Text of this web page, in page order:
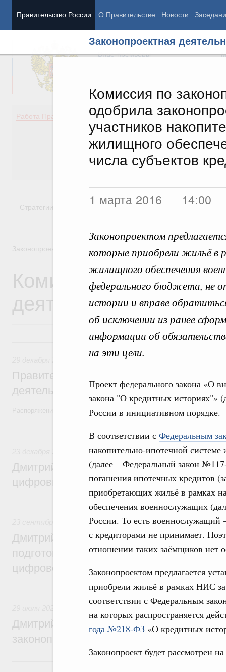
Правительство России О Правительстве Новости
Законопроектная
Комиссия по
одобрила
участников
жилищного
числа субъектов
1 марта 2016 14:00
Законопроектом
которые приобрели жильё в
жилищного обеспечения
федерального бюджета, не
истории и вправе
об исключении из ранее
информации об
на эти цели.
Проект федерального закона «О
закона "О кредитных историях"»
России в инициативном порядке.
В соответствии с Федеральным
накопительно-ипотечной
(далее – Федеральный закон
погашения ипотечных кредитов
приобретающих жильё в рамках
обеспечения военнослужащих
России. То есть военнослужащий
с кредиторами не принимает.
отношении таких заёмщиков нет
Законопроектом предлагается
приобрели жильё в рамках НИС за
соответствии с Федеральным
на которых распространяется
года №218-ФЗ «О кредитных
Законопроект будет рассмотрен
Председатель Правительства
Вице-премьеры
Работа Правительства
Демография
Здоровье
Культура
Общество
Государство
Стратегии Государственные программы
Законопроектная деятельность
Комиссия
деятельности
29 декабря 2025, понедельник
Правовые вопросы работы
Правительство утвердило план
деятельности на 2026 год
Распоряжение от 19 декабря 2025 года №3886-р
23 декабря 2024, понедельник
Дмитрий Григоренко: Правительство
цифровизацию законопроектной
23 сентября 2024, понедельник
Правовые вопросы работы
Дмитрий Григоренко: Правительство
подготовки нормативных актов и
цифровой формат
29 июля 2024, понедельник
Правовые вопросы работы Правительства
Дмитрий Григоренко: Цифровизация
законопроектной деятельности